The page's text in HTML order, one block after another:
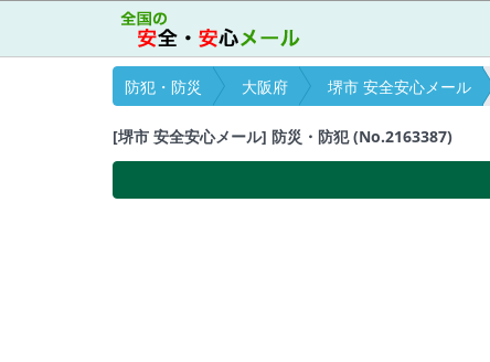
防犯・防災 大阪府 堺市 安全安心メール
[堺市 安全安心メール] 防災・防犯 (No.2163387)